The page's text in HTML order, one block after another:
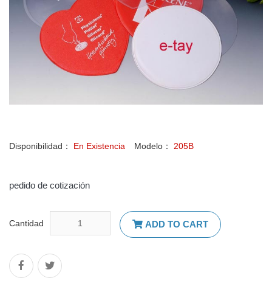
Disponibilidad： En Existencia Modelo： 205B
pedido de cotización
Cantidad ADD TO CART